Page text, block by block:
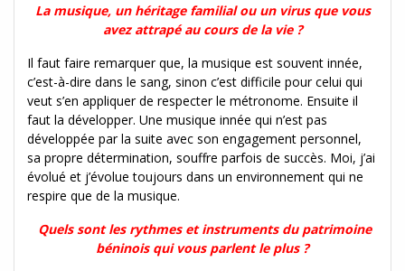
La musique, un héritage familial ou un virus que vous
avez attrapé au cours de la vie ?
Il faut faire remarquer que, la musique est souvent innée,
c’est-à-dire dans le sang, sinon c’est difficile pour celui qui
veut s’en appliquer de respecter le métronome. Ensuite il
faut la développer. Une musique innée qui n’est pas
développée par la suite avec son engagement personnel,
sa propre détermination, souffre parfois de succès. Moi, j’ai
évolué et j’évolue toujours dans un environnement qui ne
respire que de la musique.
Quels sont les rythmes et instruments du patrimoine
béninois qui vous parlent le plus ?